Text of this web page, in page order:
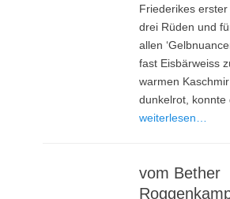
Friederikes
drei Rüden und
allen
fast Eisbärweiss
warmen
dunkelrot, konnte
weiterlesen…
vom Bether